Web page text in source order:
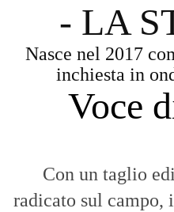
- LA
Nasce nel 2017
inchiesta in
Voce
Con un taglio
radicato sul campo,